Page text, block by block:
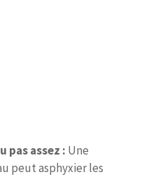
pas assez : Une
peut asphyxier les